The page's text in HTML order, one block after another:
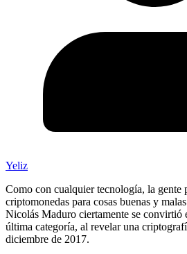
Yeliz
Como con cualquier tecnología, la gente
criptomonedas para cosas buenas y
Nicolás Maduro ciertamente se convirtió
última categoría, al revelar una
diciembre de 2017.